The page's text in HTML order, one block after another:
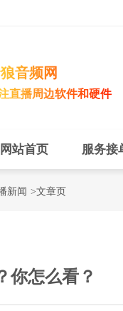
音频网
直播周边软件和硬件
网站首页 服务接
新闻 >文章页
你怎么看？